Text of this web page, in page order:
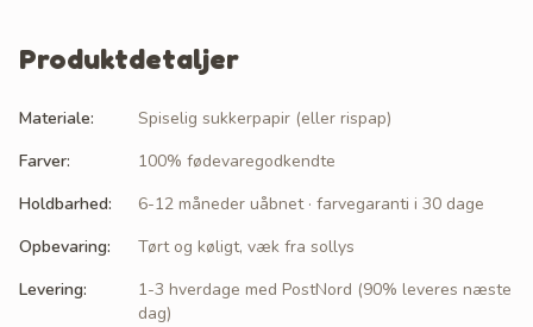
Produktdetaljer
Materiale:
Spiselig sukkerpapir (eller rispap)
Farver:
100% fødevaregodkendte
Holdbarhed:
6-12 måneder uåbnet · farvegaranti i 30 dage
Opbevaring:
Tørt og køligt, væk fra sollys
Levering:
1-3 hverdage med PostNord (90% leveres næste
dag)